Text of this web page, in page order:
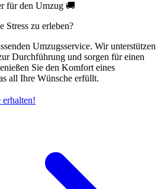
für den Umzug 🚚
Stress zu erleben?
Umzugsservice. Wir unterstützen
Durchführung und sorgen für einen
Sie den Komfort eines
all Ihre Wünsche erfüllt.